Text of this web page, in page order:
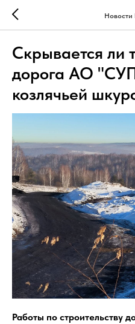
Новости
Скрывается ли
дорога АО
козлячьей
Работы по строительству